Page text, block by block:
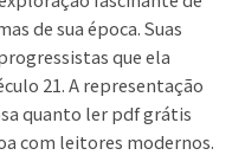
de sua época. Suas
que ela
21. A representação
quanto ler pdf grátis
com leitores modernos.